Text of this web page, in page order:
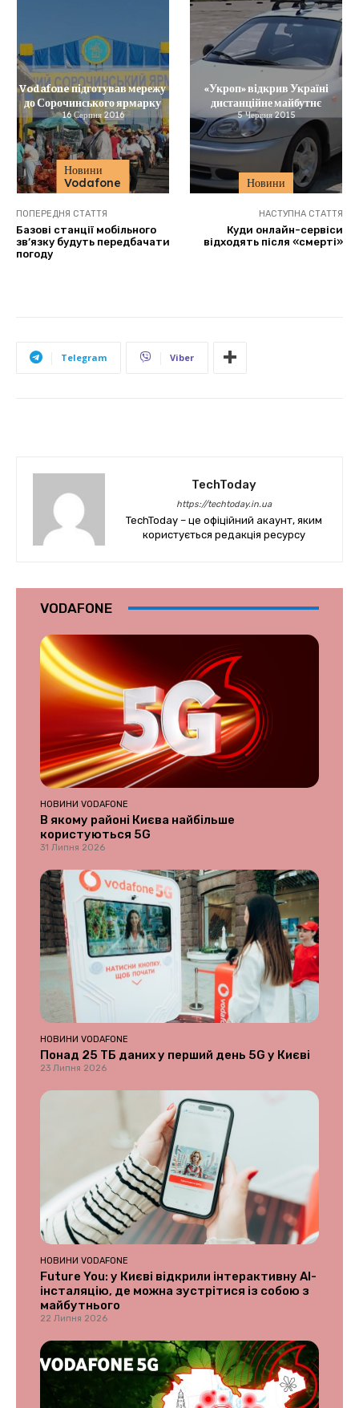
Новини
Vodafone
Vodafone підготував мережу
до Сорочинського ярмарку
16 Серпня 2016
Новини
«Укроп» відкрив Україні
дистанційне майбутнє
5 Червня 2015
ПОПЕРЕДНЯ СТАТТЯ
Базові станції мобільного
зв’язку будуть передбачати
погоду
НАСТУПНА СТАТТЯ
Куди онлайн-сервіси
відходять після «смерті»
Telegram Viber
TechToday
https://techtoday.in.ua
TechToday – це офіційний акаунт, яким
користується редакція ресурсу
VODAFONE
НОВИНИ VODAFONE
В якому районі Києва найбільше
користуються 5G
31 Липня 2026
НОВИНИ VODAFONE
Понад 25 ТБ даних у перший день 5G у Києві
23 Липня 2026
НОВИНИ VODAFONE
Future You: у Києві відкрили інтерактивну AI-
інсталяцію, де можна зустрітися із собою з
майбутнього
22 Липня 2026